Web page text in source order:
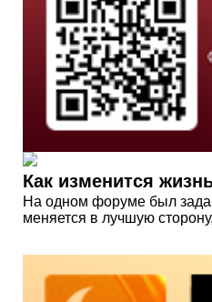
Как изменится
​На одном форуме был​
меняется в лучшую